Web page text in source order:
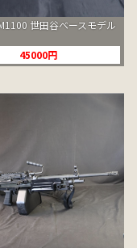
世田谷ベースモデル
45000円